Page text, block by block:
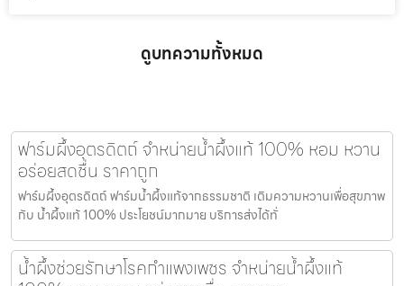
ดูบทความทั้งหมด
ฟาร์มผึ้งอุตรดิตถ์ จำหน่ายน้ำผึ้งแท้ 100% หอม หวาน
อร่อยสดชื่น ราคาถูก
ฟาร์มผึ้งอุตรดิตถ์ ฟาร์มน้ำผึ้งแท้จากธรรมชาติ เติมความหวานเพื่อสุขภาพ
กับ น้ำผึ้งแท้ 100% ประโยชน์มากมาย บริการส่งได้ทั่
น้ำผึ้งช่วยรักษาโรคกำแพงเพชร จำหน่ายน้ำผึ้งแท้